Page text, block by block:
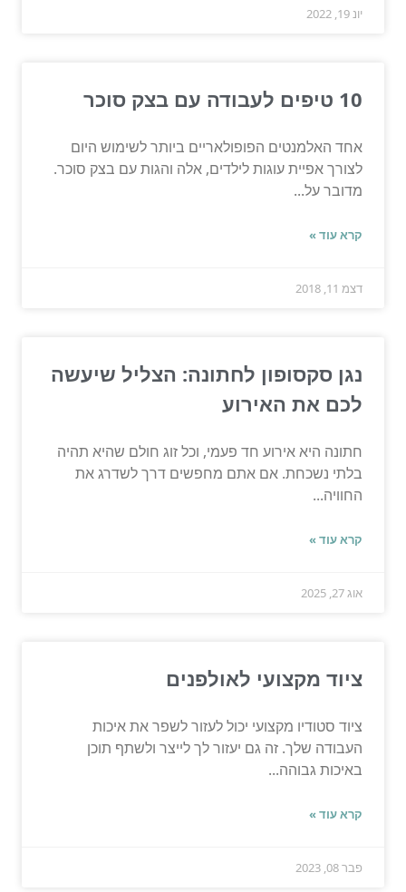
יונ 19, 2022
10 טיפים לעבודה עם בצק סוכר
אחד האלמנטים הפופולאריים ביותר לשימוש היום
לצורך אפיית עוגות לילדים, אלה והגות עם בצק סוכר.
מדובר על...
קרא עוד »
דצמ 11, 2018
נגן סקסופון לחתונה: הצליל שיעשה
לכם את האירוע
חתונה היא אירוע חד פעמי, וכל זוג חולם שהיא תהיה
בלתי נשכחת. אם אתם מחפשים דרך לשדרג את
החוויה...
קרא עוד »
אוג 27, 2025
ציוד מקצועי לאולפנים
ציוד סטודיו מקצועי יכול לעזור לשפר את איכות
העבודה שלך. זה גם יעזור לך לייצר ולשתף תוכן
באיכות גבוהה...
קרא עוד »
פבר 08, 2023